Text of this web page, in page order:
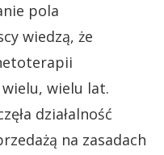
pola
wiedzą, że
wielu lat.
działalność
na zasadach